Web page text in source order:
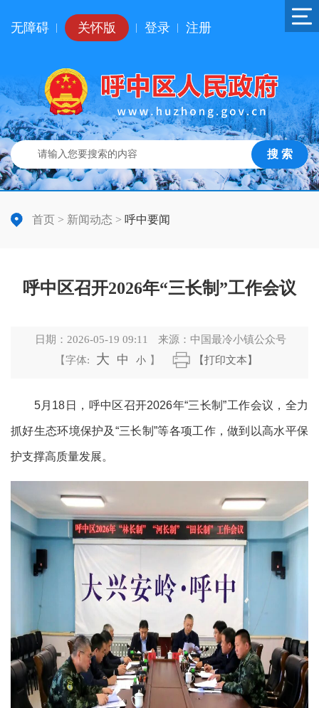
无障碍 关怀版 登录 注册
搜 索
首页 > 新闻动态 > 呼中要闻
呼中区召开2026年“三长制”工作会议
日期： 2026-05-19 09:11 来源： 中国最冷小镇公众号
【字体:
大 中 小 】 【打印文本】
5月18日，呼中区召开2026年“三长制”工作会议，全力
抓好生态环境保护及“三长制”等各项工作，做到以高水平保
护支撑高质量发展。